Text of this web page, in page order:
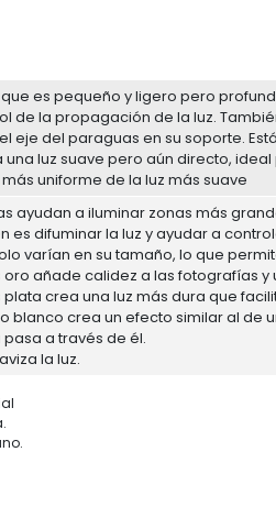
que es pequeño y ligero pero
de la propagación de la luz.
eje del paraguas en su soporte.
luz suave pero aún directo,
uniforme de la luz más suave
ayudan a iluminar zonas más
es difuminar la luz y ayudar a
varían en su tamaño, lo que
oro añade calidez a las fotografías y
plata crea una luz más dura que
blanco crea un efecto similar al de
a través de él.
la luz.